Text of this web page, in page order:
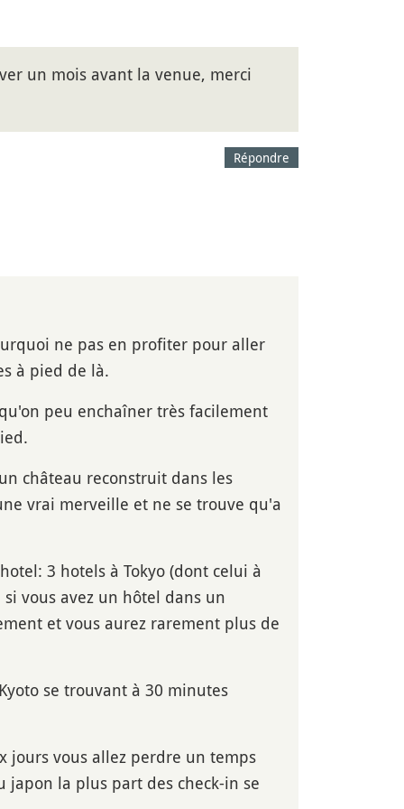
un mois avant la venue, merci
Répondre
ne pas en profiter pour aller
à pied de là.
peu enchaîner très facilement
château reconstruit dans les
vrai merveille et ne se trouve qu'a
3 hotels à Tokyo (dont celui à
vous avez un hôtel dans un
et vous aurez rarement plus de
se trouvant à 30 minutes
jours vous allez perdre un temps
japon la plus part des check-in se